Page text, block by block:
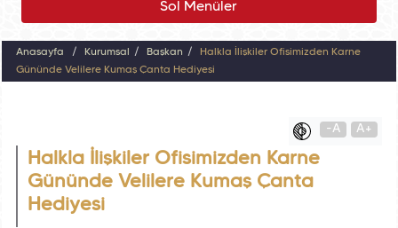
Sol Menüler
Anasayfa Kurumsal Başkan
Halkla İlişkiler Ofisimizden Karne
Gününde Velilere Kumaş Çanta Hediyesi
-A A+
Halkla İlişkiler Ofisimizden Karne
Gününde Velilere Kumaş Çanta
Hediyesi